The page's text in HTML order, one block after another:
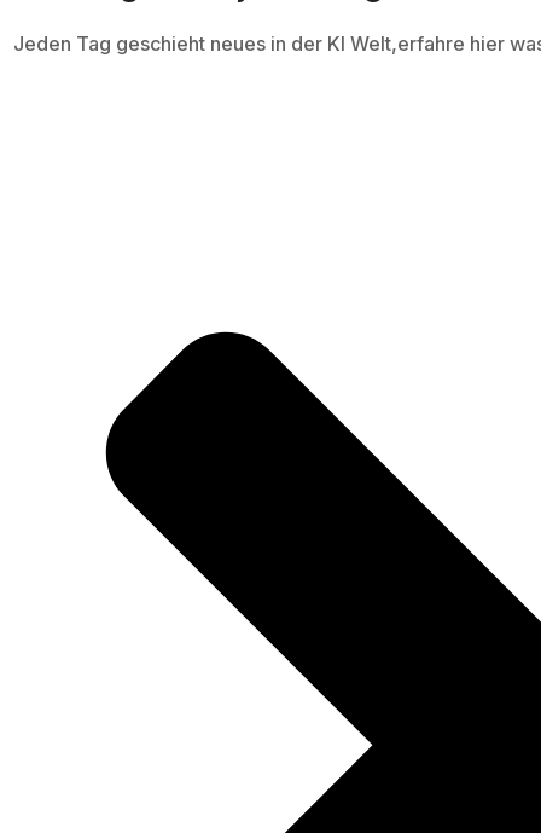
Jeden Tag geschieht neues in der KI Welt,erfahre hier